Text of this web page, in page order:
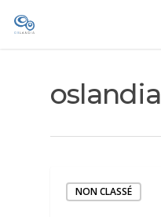
oslandia
NON CLASSÉ